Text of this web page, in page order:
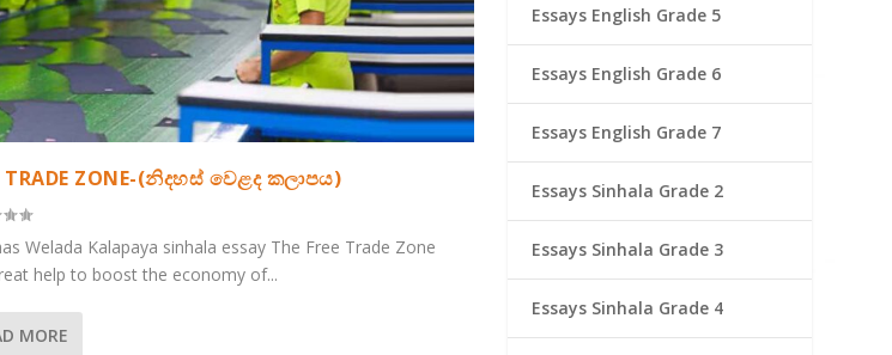
TRADE ZONE-(නිදහස් වෙළද කලාපය)
Welada Kalapaya sinhala essay The Free Trade Zone
help to boost the economy of...
MORE
Essays English Grade 5
Essays English Grade 6
Essays English Grade 7
Essays Sinhala Grade 2
Essays Sinhala Grade 3
Essays Sinhala Grade 4